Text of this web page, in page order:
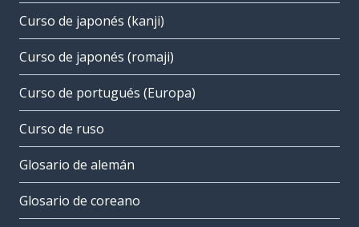
Curso de japonés (kanji)
Curso de japonés (romaji)
Curso de portugués (Europa)
Curso de ruso
Glosario de alemán
Glosario de coreano